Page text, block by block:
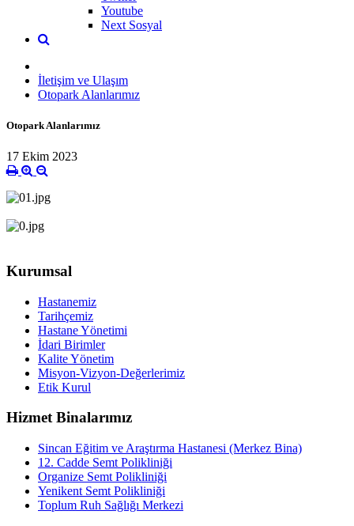
Youtube
Next Sosyal
İletişim ve Ulaşım
Otopark Alanlarımız
Otopark Alanlarımız
17 Ekim 2023
Kurumsal
Hastanemiz
Tarihçemiz
Hastane Yönetimi
İdari Birimler
Kalite Yönetim
Misyon-Vizyon-Değerlerimiz
Etik Kurul
Hizmet Binalarımız
Sincan Eğitim ve Araştırma Hastanesi (Merkez Bina)
12. Cadde Semt Polikliniği
Organize Semt Polikliniği
Yenikent Semt Polikliniği
Toplum Ruh Sağlığı Merkezi